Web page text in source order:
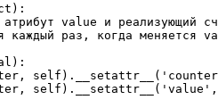
value и реализующий
каждый раз, когда меняется